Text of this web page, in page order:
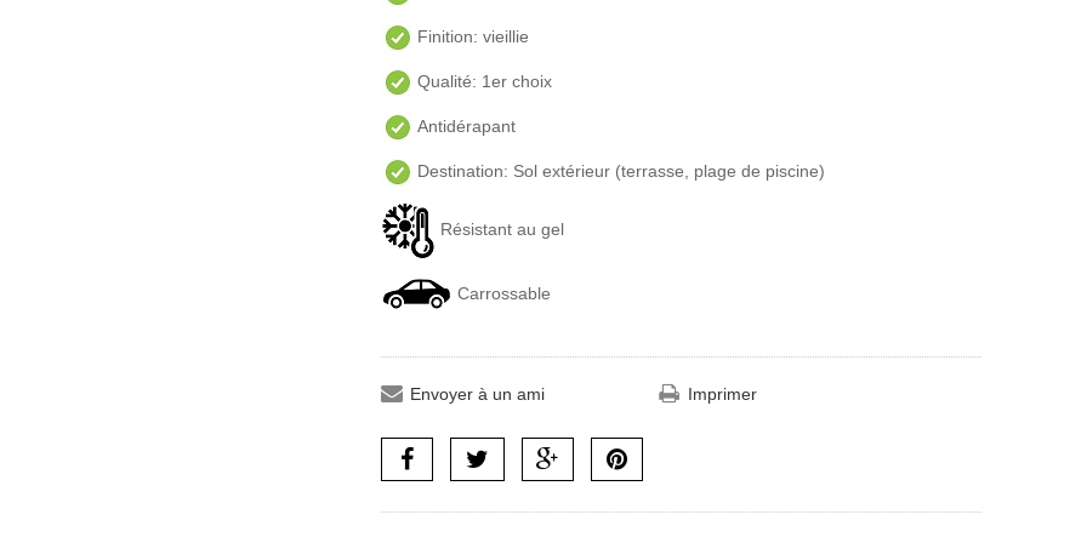
Finition: vieillie
Qualité: 1er choix
Antidérapant
Destination: Sol extérieur (terrasse, plage de piscine)
Résistant au gel
Carrossable
Envoyer à un ami Imprimer